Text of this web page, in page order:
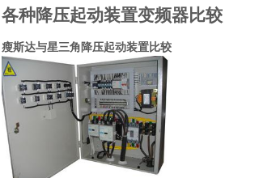
各种降压起动装置变频器比较
瘦斯达与星三角降压起动装置比较